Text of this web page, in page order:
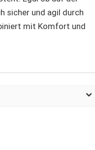
sicher und agil durch
mit Komfort und